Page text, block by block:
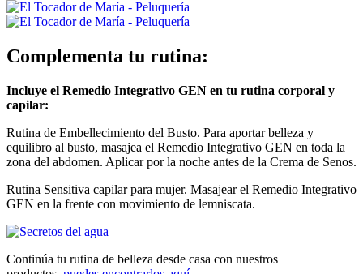
Complementa tu rutina:
Incluye el Remedio Integrativo GEN en tu rutina corporal y
capilar:
Rutina de Embellecimiento del Busto. Para aportar belleza y
equilibro al busto, masajea el Remedio Integrativo GEN en toda la
zona del abdomen. Aplicar por la noche antes de la Crema de Senos.
Rutina Sensitiva capilar para mujer. Masajear el Remedio Integrativo
GEN en la frente con movimiento de lemniscata.
Continúa tu rutina de belleza desde casa con nuestros